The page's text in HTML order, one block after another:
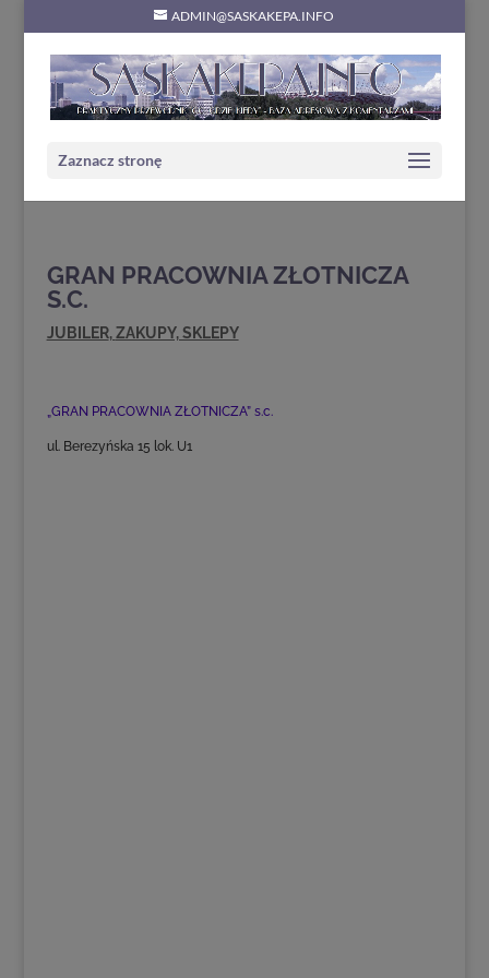
ADMIN@SASKAKEPA.INFO
Zaznacz stronę
GRAN PRACOWNIA ZŁOTNICZA
S.C.
JUBILER,ZAKUPY, SKLEPY
„GRAN PRACOWNIA ZŁOTNICZA” s.c.
ul. Berezyńska 15 lok. U1